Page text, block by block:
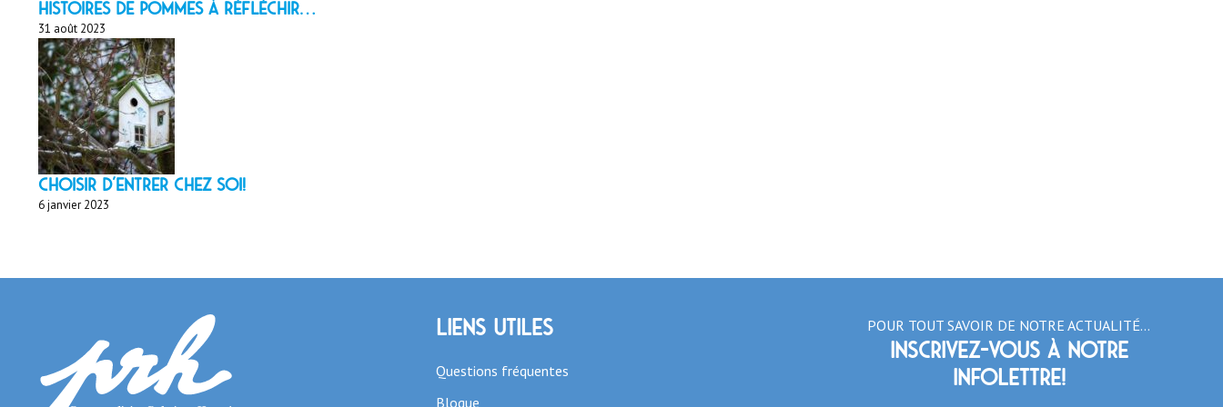
HISTOIRES DE POMMES À réfléchir…
31 août 2023
Choisir d'entrer chez soi!
6 janvier 2023
Liens utiles
Questions fréquentes
Blogue
POUR TOUT SAVOIR DE NOTRE ACTUALITÉ…
Inscrivez-vous à notre
infolettre!